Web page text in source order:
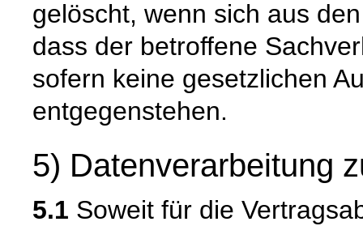
gelöscht, wenn sich aus
dass der betroffene
sofern keine gesetzlichen
entgegenstehen.
5) Datenverarbeitung
5.1 Soweit für die